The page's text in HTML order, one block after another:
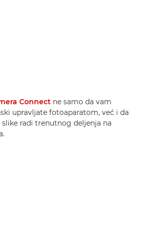
Connect ne samo da vam
upravljate fotoaparatom, već i da
radi trenutnog deljenja na